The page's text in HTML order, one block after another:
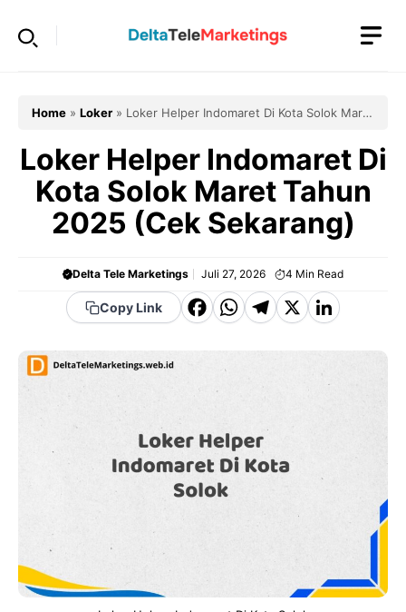
Home » Loker » Loker Helper Indomaret Di Kota Solok Maret
Loker Helper Indomaret Di
Kota Solok Maret Tahun
2025 (Cek Sekarang)
Delta Tele Marketings Juli 27, 2026 4 Min Read
Copy Link
F
e
b
o
o
W
a
t
s
A
p
T
g
a
m
X Li
k
e